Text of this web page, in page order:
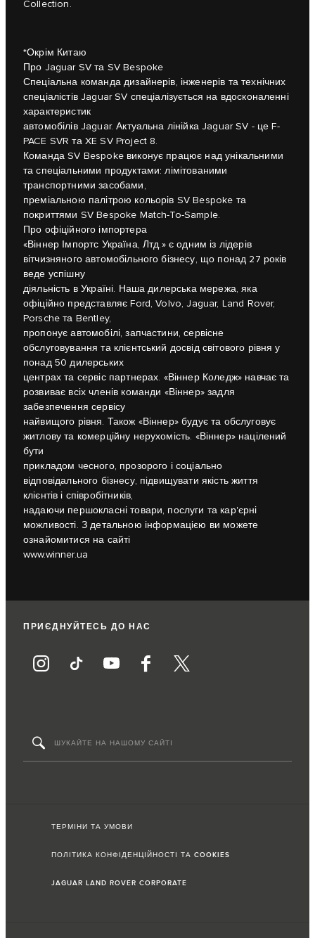
Collection.
*Окрім Китаю
Про Jaguar SV та SV Bespoke
Спеціальна команда дизайнерів, інженерів та технічних
спеціалістів Jaguar SV спеціалізується на вдосконаленні
характеристик
автомобілів Jaguar. Актуальна лінійка Jaguar SV - це F-
PACE SVR та XE SV Project 8.
Команда SV Bespoke виконує працює над унікальними
та спеціальними продуктами: лімітованими
транспортними засобами,
преміальною палітрою кольорів SV Bespoke та
покриттями SV Bespoke Match-To-Sample.
Про офіційного імпортера
«Віннер Імпортс Україна, Лтд.» є одним із лідерів
вітчизняного автомобільного бізнесу, що понад 27 років
веде успішну
діяльність в Україні. Наша дилерська мережа, яка
офіційно представляє Ford, Volvo, Jaguar, Land Rover,
Porsche та Bentley,
пропонує автомобілі, запчастини, сервісне
обслуговування та клієнтський досвід світового рівня у
понад 50 дилерських
центрах та сервіс партнерах. «Віннер Коледж» навчає та
розвиває всіх членів команди «Віннер» задля
забезпечення сервісу
найвищого рівня. Також «Віннер» будує та обслуговує
житлову та комерційну нерухомість. «Віннер» націлений
бути
прикладом чесного, прозорого і соціально
відповідального бізнесу, підвищувати якість життя
клієнтів і співробітників,
надаючи першокласні товари, послуги та кар'єрні
можливості. З детальною інформацією ви можете
ознайомитися на сайті
www.winner.ua
ПРИЄДНУЙТЕСЬ ДО НАС
ТЕРМІНИ ТА УМОВИ
ПОЛІТИКА КОНФІДЕНЦІЙНОСТІ ТА COOKIES
JAGUAR LAND ROVER CORPORATE